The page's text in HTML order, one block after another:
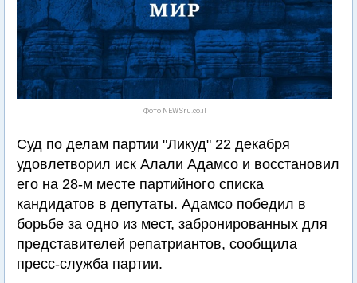
Фото NEWSru.co.il
Суд по делам партии "Ликуд" 22 декабря
удовлетворил иск Алали Адамсо и восстановил
его на 28-м месте партийного списка
кандидатов в депутаты. Адамсо победил в
борьбе за одно из мест, забронированных для
представителей репатриантов, сообщила
пресс-служба партии.